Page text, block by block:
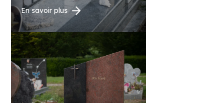
En savoir plus